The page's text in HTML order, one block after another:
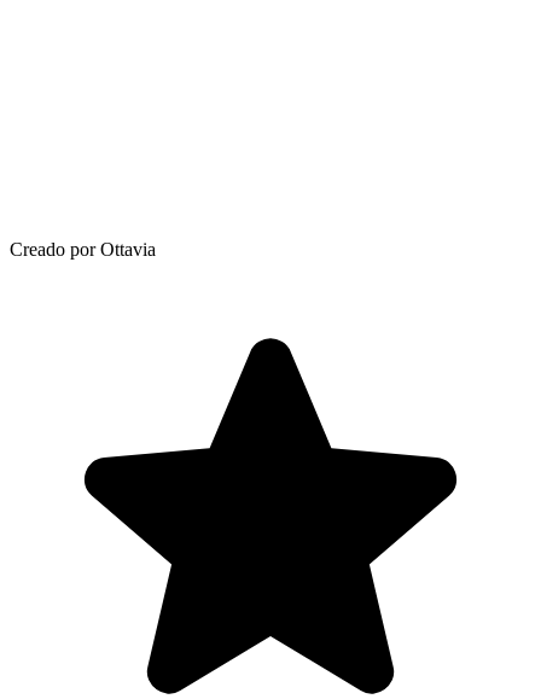
Creado por Ottavia